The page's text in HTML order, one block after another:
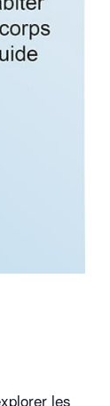
les